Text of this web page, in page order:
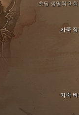
초당 생명력 3 회
가죽 장
가죽 바